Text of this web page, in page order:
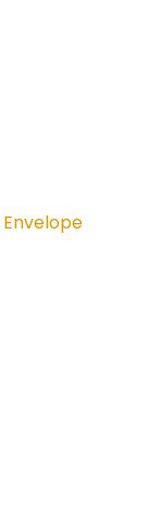
Envelope